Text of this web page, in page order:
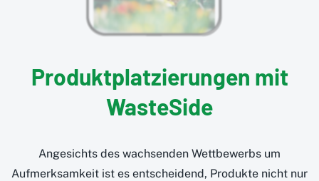
Produktplatzierungen mit
WasteSide
Angesichts des wachsenden Wettbewerbs um
Aufmerksamkeit ist es entscheidend, Produkte nicht nur